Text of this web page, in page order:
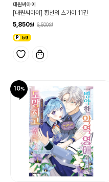
대원씨아이
[대원씨아이] 황천의 츠가이 11권
5,850
6,500
59
10